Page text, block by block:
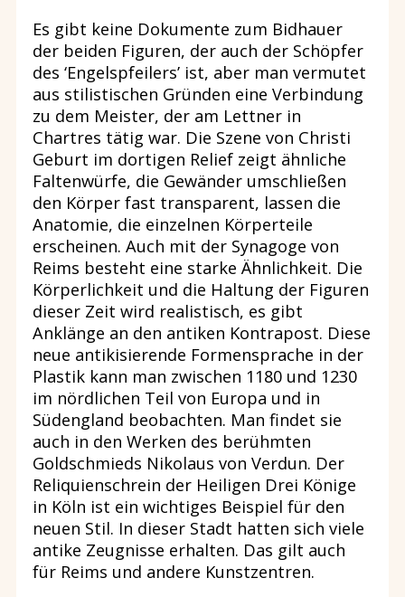
Es gibt keine Dokumente zum Bidhauer
der beiden Figuren, der auch der Schöpfer
des ‘Engelspfeilers’ ist, aber man vermutet
aus stilistischen Gründen eine Verbindung
zu dem Meister, der am Lettner in
Chartres tätig war. Die Szene von Christi
Geburt im dortigen Relief zeigt ähnliche
Faltenwürfe, die Gewänder umschließen
den Körper fast transparent, lassen die
Anatomie, die einzelnen Körperteile
erscheinen. Auch mit der Synagoge von
Reims besteht eine starke Ähnlichkeit. Die
Körperlichkeit und die Haltung der Figuren
dieser Zeit wird realistisch, es gibt
Anklänge an den antiken Kontrapost. Diese
neue antikisierende Formensprache in der
Plastik kann man zwischen 1180 und 1230
im nördlichen Teil von Europa und in
Südengland beobachten. Man findet sie
auch in den Werken des berühmten
Goldschmieds Nikolaus von Verdun. Der
Reliquienschrein der Heiligen Drei Könige
in Köln ist ein wichtiges Beispiel für den
neuen Stil. In dieser Stadt hatten sich viele
antike Zeugnisse erhalten. Das gilt auch
für Reims und andere Kunstzentren.